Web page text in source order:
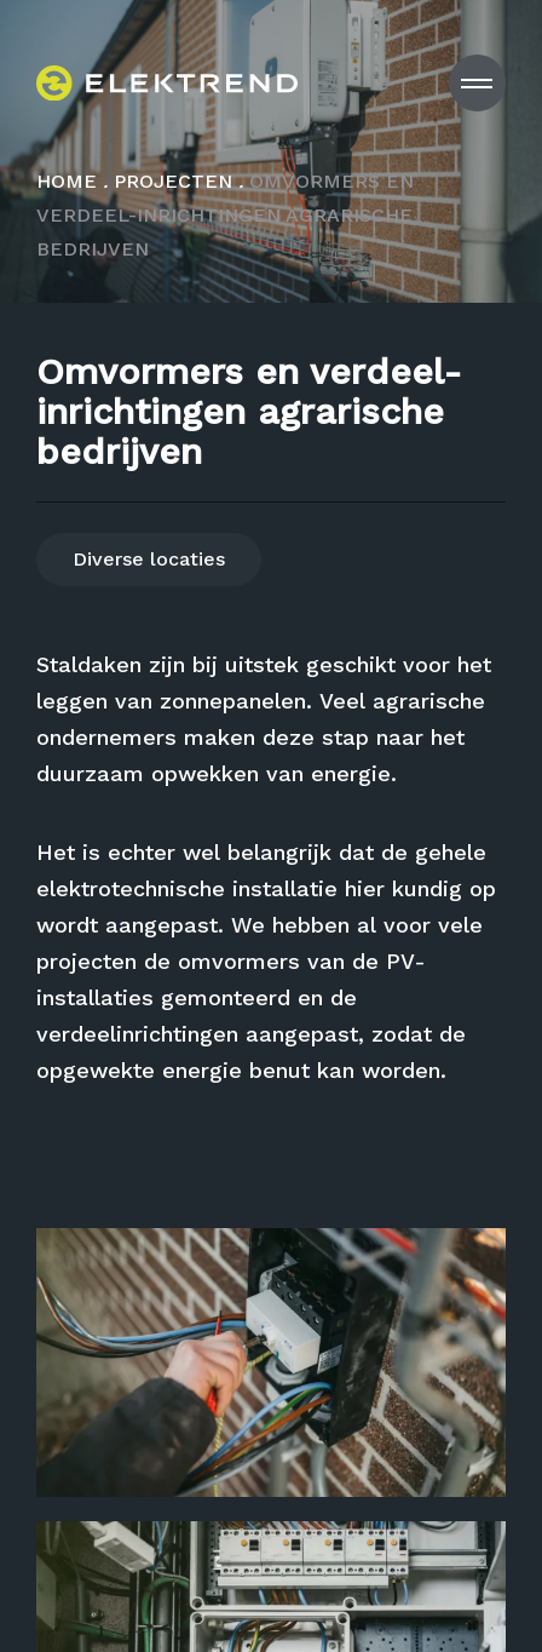
HOME . PROJECTEN . OMVORMERS EN
VERDEEL-INRICHTINGEN AGRARISCHE
BEDRIJVEN
Omvormers en verdeel-
inrichtingen agrarische
bedrijven
Diverse locaties
Staldaken zijn bij uitstek geschikt voor het
leggen van zonnepanelen. Veel agrarische
ondernemers maken deze stap naar het
duurzaam opwekken van energie.
Het is echter wel belangrijk dat de gehele
elektrotechnische installatie hier kundig op
wordt aangepast. We hebben al voor vele
projecten de omvormers van de PV-
installaties gemonteerd en de
verdeelinrichtingen aangepast, zodat de
opgewekte energie benut kan worden.